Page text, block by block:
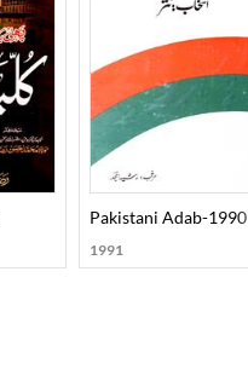
Pakistani Adab-1990
1991